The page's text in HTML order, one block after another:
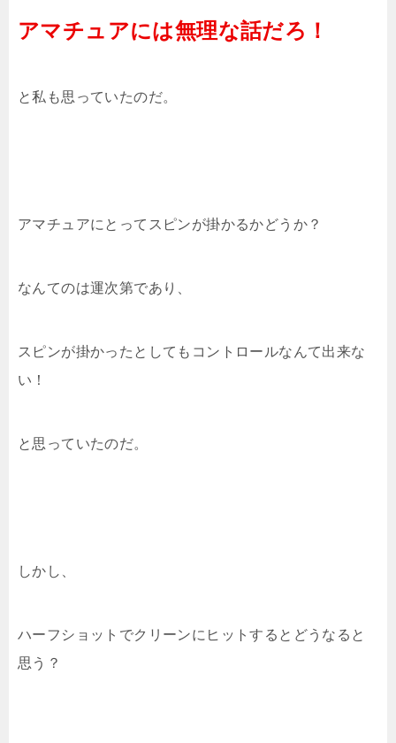
アマチュアには無理な話だろ！
と私も思っていたのだ。
アマチュアにとってスピンが掛かるかどうか？
なんてのは運次第であり、
スピンが掛かったとしてもコントロールなんて出来な
い！
と思っていたのだ。
しかし、
ハーフショットでクリーンにヒットするとどうなると
思う？